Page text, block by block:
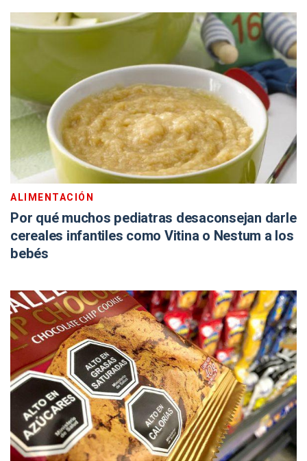
ALIMENTACIÓN
Por qué muchos pediatras desaconsejan darle
cereales infantiles como Vitina o Nestum a los
bebés